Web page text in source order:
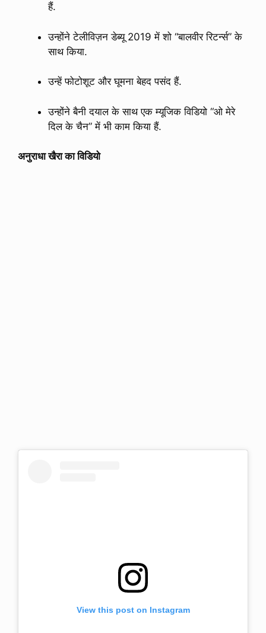
हैं.
उन्होंने टेलीविज़न डेब्यू 2019 में शो “बालवीर रिटर्न्स” के
साथ किया.
उन्हें फोटोशूट और घूमना बेहद पसंद हैं.
उन्होंने बैनी दयाल के साथ एक म्यूजिक विडियो “ओ मेरे
दिल के चैन” में भी काम किया हैं.
अनुराधा खैरा का विडियो
View this post on Instagram